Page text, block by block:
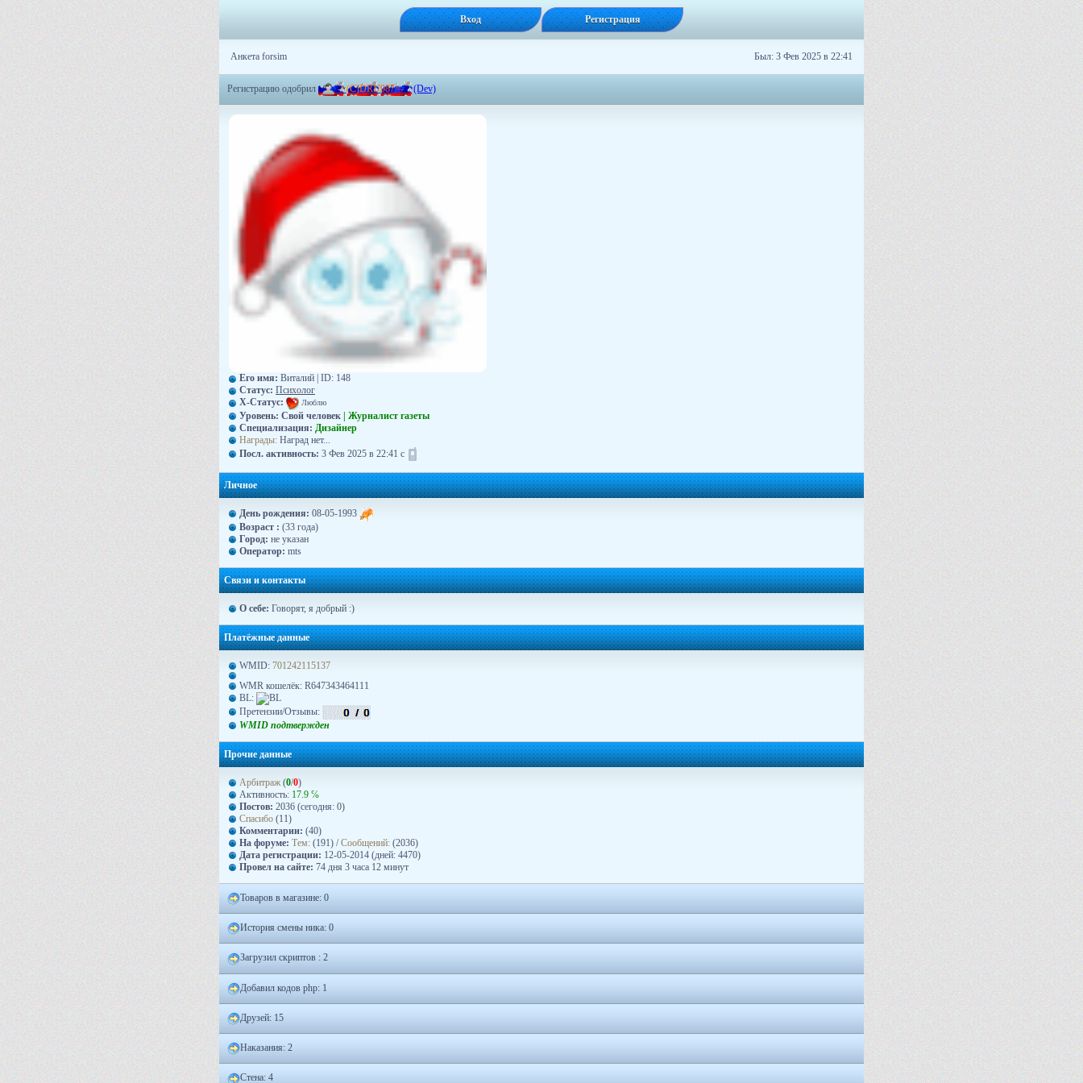
Вход Регистрация
Анкета forsim Был: 3 Фев 2025 в 22:41
Регистрацию одобрил -=(C)DRU987=- (Dev)
Его имя: Виталий | ID: 148
Статус: Психолог
X-Статус:
Люблю
Уровень: Свой человек | Журналист газеты
Специализация: Дизайнер
Награды: Наград нет...
Посл. активность: 3 Фев 2025 в 22:41 с
Личное
День рождения: 08-05-1993
Возраст : (33 года)
Город: не указан
Оператор: mts
Связи и контакты
О себе: Говорят, я добрый :)
Платёжные данные
WMID: 701242115137
WMR кошелёк: R647343464111
BL:
Претензии/Отзывы:
WMID подтвержден
Прочие данные
Арбитраж (0/0)
Активность: 17.9 ℅
Постов: 2036 (сегодня: 0)
Спасибо (11)
Комментарии: (40)
На форуме: Тем: (191) /Сообщений: (2036)
Дата регистрации: 12-05-2014 (дней: 4470)
Провел на сайте: 74 дня 3 часа 12 минут
Товаров в магазине: 0
История смены ника: 0
Загрузил скриптов : 2
Добавил кодов php: 1
Друзей: 15
Наказания: 2
Стена: 4